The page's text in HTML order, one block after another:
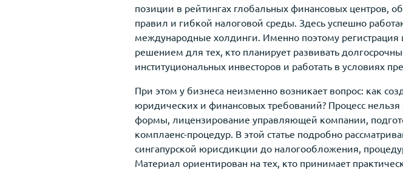
позиции в рейтингах глобальных финансовых центров,
правил и гибкой налоговой среды. Здесь успешно
международные холдинги. Именно поэтому регистрация
решением для тех, кто планирует развивать
институциональных инвесторов и работать в условиях
При этом у бизнеса неизменно возникает вопрос: как
юридических и финансовых требований? Процесс
формы, лицензирование управляющей компании,
комплаенс-процедур. В этой статье подробно
сингапурской юрисдикции до налогообложения,
Материал ориентирован на тех, кто принимает